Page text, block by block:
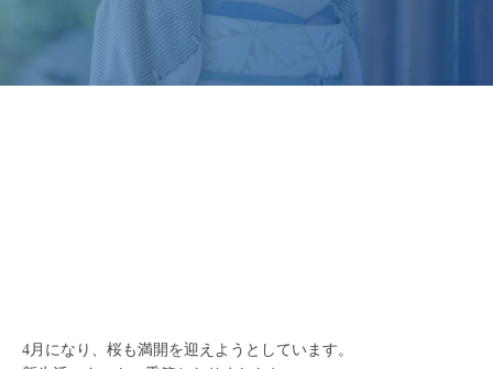
4月になり、桜も満開を迎えようとしています。